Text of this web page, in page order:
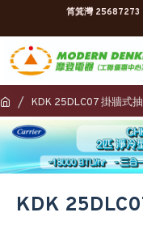
筲箕灣
KDK 25DLC07 掛牆式
KDK